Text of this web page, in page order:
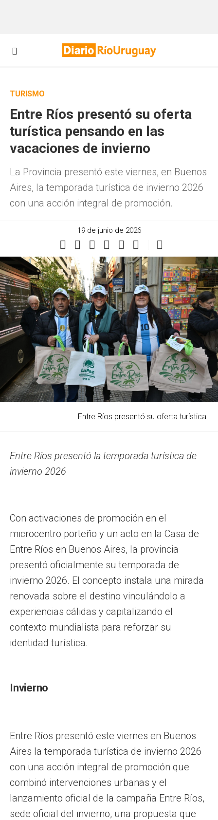
TURISMO
Entre Ríos presentó su oferta
turística pensando en las
vacaciones de invierno
La Provincia presentó este viernes, en Buenos
Aires, la temporada turística de invierno 2026
con una acción integral de promoción.
19 de junio de 2026
Entre Ríos presentó su oferta turística.
Entre Ríos presentó la temporada turística de
invierno 2026
Con activaciones de promoción en el
microcentro porteño y un acto en la Casa de
Entre Ríos en Buenos Aires, la provincia
presentó oficialmente su temporada de
invierno 2026. El concepto instala una mirada
renovada sobre el destino vinculándolo a
experiencias cálidas y capitalizando el
contexto mundialista para reforzar su
identidad turística.
Invierno
Entre Ríos presentó este viernes en Buenos
Aires la temporada turística de invierno 2026
con una acción integral de promoción que
combinó intervenciones urbanas y el
lanzamiento oficial de la campaña Entre Ríos,
sede oficial del invierno, una propuesta que